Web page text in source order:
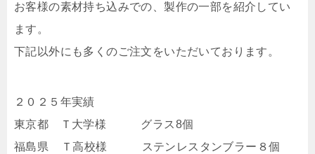
お客様の素材持ち込みでの、製作の一部を紹介してい
ます。
下記以外にも多くのご注文をいただいております。
２０２５年実績
東京都 Ｔ大学様 グラス8個
福島県 Ｔ高校様 ステンレスタンブラー８個